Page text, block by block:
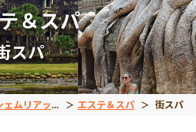
ェムリアップ エステ＆スパ 街スパ
＆スパ
スパ
観光ツアー
午前発半日観光
エステ＆スパ
ホテルスパ